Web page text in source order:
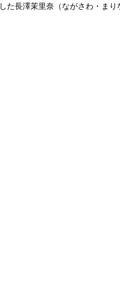
た長澤茉里奈（ながさわ・ま